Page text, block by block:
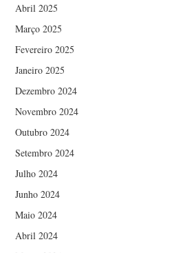
Abril 2025
Março 2025
Fevereiro 2025
Janeiro 2025
Dezembro 2024
Novembro 2024
Outubro 2024
Setembro 2024
Julho 2024
Junho 2024
Maio 2024
Abril 2024